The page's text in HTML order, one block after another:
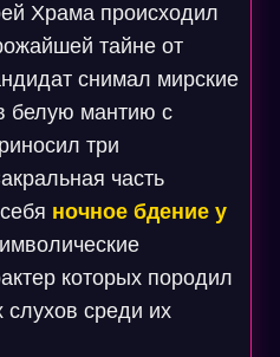
Храма происходил
тайне от
снимал мирские
белую мантию с
три
часть
ночное бдение у
которых породил
среди их